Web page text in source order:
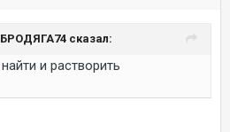
БРОДЯГА74 сказал:
и растворить